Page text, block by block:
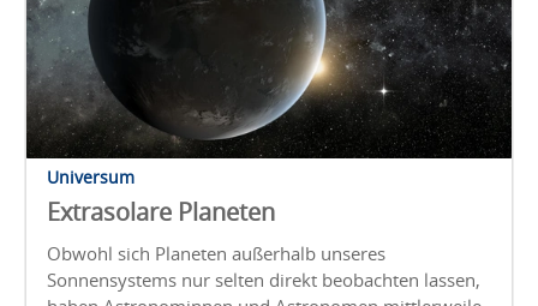
Universum
Extrasolare Planeten
Obwohl sich Planeten außerhalb unseres
Sonnensystems nur selten direkt beobachten lassen,